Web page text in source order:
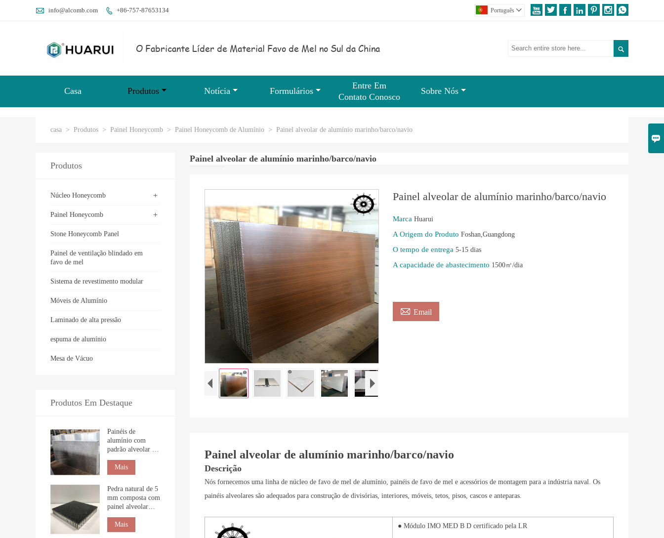

 info@alcomb.com  +86-757-87653134       
Português 
O Fabricante Líder de Material Favo de Mel no Sul da China 
Casa Produtos Notícia Formulários
Entre Em
Contato Conosco
Sobre Nós
casa > Produtos > Painel Honeycomb > Painel Honeycomb de Alumínio > Painel alveolar de alumínio marinho/barco/navio
Painel alveolar de alumínio marinho/barco/navio
Painel alveolar de alumínio marinho/barco/navio
Marca Huarui
A Origem do Produto Foshan,Guangdong
O tempo de entrega 5-15 dias
A capacidade de abastecimento 1500㎡/dia
 Email
Painel alveolar de alumínio marinho/barco/navio
Descrição
Nós fornecemos uma linha de núcleo de favo de mel de alumínio, painéis de favo de mel e acessórios de montagem para a indústria naval. Os
painéis alveolares são adequados para construção de divisórias, interiores, móveis, tetos, pisos, cascos e anteparas.
● Módulo IMO MED B D certificado pela LR
Produtos
+
Núcleo Honeycomb
+
Painel Honeycomb
Stone Honeycomb Panel
Painel de ventilação blindado em
favo de mel
Sistema de revestimento modular
Móveis de Alumínio
Laminado de alta pressão
espuma de alumínio
Mesa de Vácuo
Produtos Em Destaque
Painéis de
alumínio com
padrão alveolar e
textura de pedra
para revestimento
de interiores.
Mais
Pedra natural de 5
mm composta com
painel alveolar
Mais